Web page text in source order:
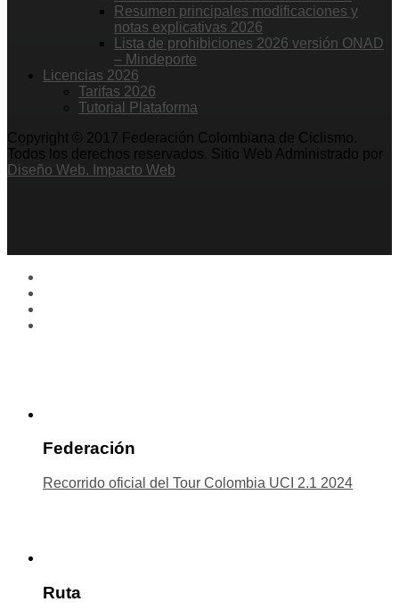
Resumen principales modificaciones y
notas explicativas 2026
Lista de prohibiciones 2026 versión ONAD
– Mindeporte
Licencias 2026
Tarifas 2026
Tutorial Plataforma
Copyright © 2017 Federación Colombiana de Ciclismo.
Todos los derechos reservados. Sitio Web Administrado por
Diseño Web. Impacto Web
Federación
Recorrido oficial del Tour Colombia UCI 2.1 2024
Ruta